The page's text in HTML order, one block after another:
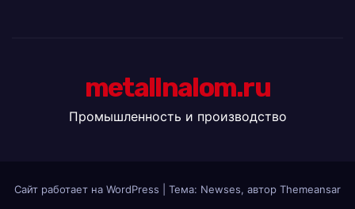
metallnalom.ru
Промышленность и производство
Сайт работает на WordPress Тема: Newses, автор Themeansar